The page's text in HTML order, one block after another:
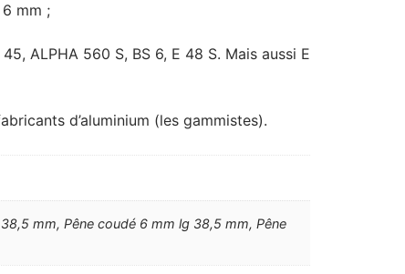
mm ;
ALPHA 560 S, BS 6, E 48 S. Mais aussi E
d’aluminium (les gammistes).
mm, Pêne coudé 6 mm lg 38,5 mm, Pêne